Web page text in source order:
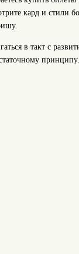
кард и стили
в такт с
принципу.